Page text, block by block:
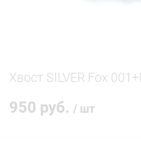
Хвост SILVER Fox
950 руб. / шт